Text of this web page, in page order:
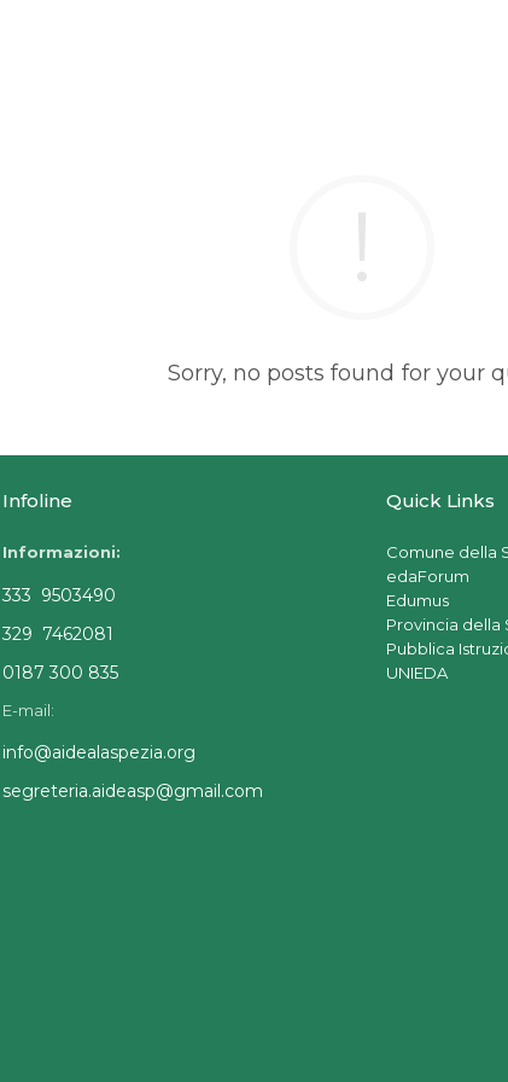
Sorry, no posts found for your
Infoline
Informazioni:
333 9503490
329 7462081
0187 300 835
E-mail:
info@aidealaspezia.org
segreteria.aideasp@gmail.com
Quick Links
Comune della
edaForum
Edumus
Provincia della
Pubblica
UNIEDA